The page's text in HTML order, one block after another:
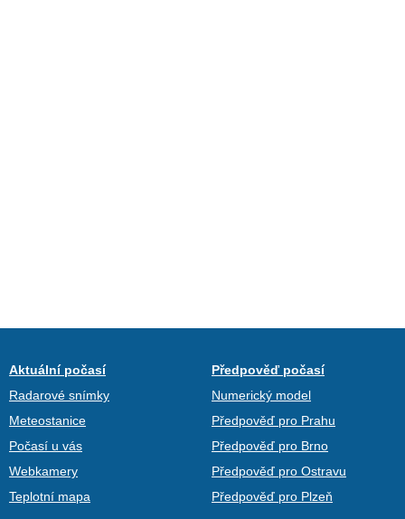
Aktuální počasí
Radarové snímky
Meteostanice
Počasí u vás
Webkamery
Teplotní mapa
Předpověď počasí
Numerický model
Předpověď pro Prahu
Předpověď pro Brno
Předpověď pro Ostravu
Předpověď pro Plzeň